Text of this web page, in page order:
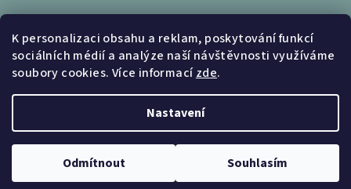
K personalizaci obsahu a reklam, poskytování funkcí
sociálních médií a analýze naší návštěvnosti využíváme
soubory cookies. Více informacízde.
Nastavení
Odmítnout Souhlasím
Informace pro vás
Obchodní podmínky
Upravit nastavení cookies
Vytvořil Shoptet